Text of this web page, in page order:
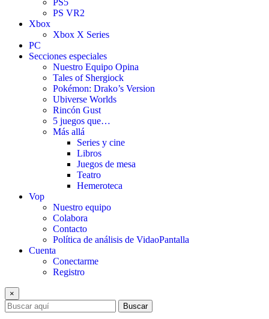
PS5
PS VR2
Xbox
Xbox X Series
PC
Secciones especiales
Nuestro Equipo Opina
Tales of Shergiock
Pokémon: Drako’s Version
Ubiverse Worlds
Rincón Gust
5 juegos que…
Más allá
Series y cine
Libros
Juegos de mesa
Teatro
Hemeroteca
Vop
Nuestro equipo
Colabora
Contacto
Política de análisis de VidaoPantalla
Cuenta
Conectarme
Registro
×
Buscar